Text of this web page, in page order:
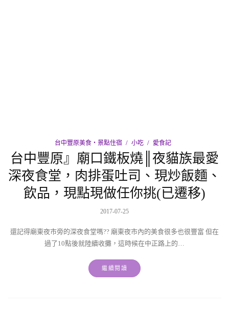
台中豐原美食‧景點住宿 小吃 愛食記
台中豐原』廟口鐵板燒║夜貓族最愛
深夜食堂，肉排蛋吐司、現炒飯麵、
飲品，現點現做任你挑(已遷移)
2017-07-25
還記得廟東夜市旁的深夜食堂嗎?? 廟東夜市內的美食很多也很豐富 但在
過了10點後就陸續收攤，這時候在中正路上的…
繼續閱讀